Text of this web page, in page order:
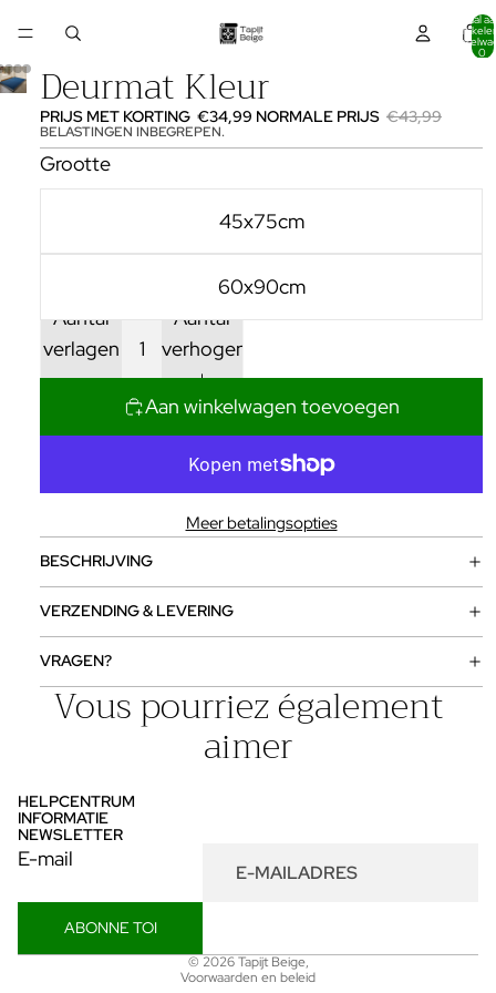
Totaal
0
Deurmat Kleur
PRIJS MET KORTING €34,99 NORMALE PRIJS €43,99
BELASTINGEN INBEGREPEN.
Grootte
45x75cm
60x90cm
Aantal
verlagen
Aantal
verhogen
Aan winkelwagen toevoegen
Meer betalingsopties
BESCHRIJVING
VERZENDING & LEVERING
VRAGEN?
Vous pourriez également
aimer
HELPCENTRUM
INFORMATIE
NEWSLETTER
E-mail
ABONNE TOI
© 2026Tapijt Beige,
Voorwaarden en beleid
Privacybeleid